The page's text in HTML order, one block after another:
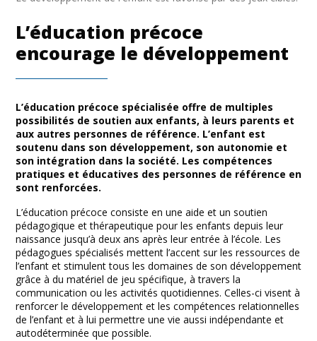
L’éducation précoce
encourage le développement
L’éducation précoce spécialisée offre de multiples
possibilités de soutien aux enfants, à leurs parents et
aux autres personnes de référence. L’enfant est
soutenu dans son développement, son autonomie et
son intégration dans la société. Les compétences
pratiques et éducatives des personnes de référence en
sont renforcées.
L’éducation précoce consiste en une aide et un soutien
pédagogique et thérapeutique pour les enfants depuis leur
naissance jusqu’à deux ans après leur entrée à l’école. Les
pédagogues spécialisés mettent l’accent sur les ressources de
l’enfant et stimulent tous les domaines de son développement
grâce à du matériel de jeu spécifique, à travers la
communication ou les activités quotidiennes. Celles-ci visent à
renforcer le développement et les compétences relationnelles
de l’enfant et à lui permettre une vie aussi indépendante et
autodéterminée que possible.